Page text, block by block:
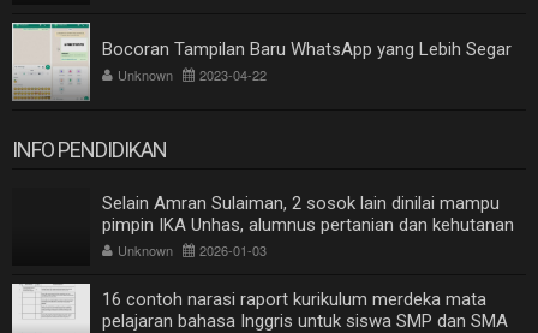
Bocoran Tampilan Baru WhatsApp yang Lebih Segar
Unknown 2023-04-22
INFO PENDIDIKAN
Selain Amran Sulaiman, 2 sosok lain dinilai mampu
pimpin IKA Unhas, alumnus pertanian dan kehutanan
Unknown 2026-01-03
16 contoh narasi raport kurikulum merdeka mata
pelajaran bahasa Inggris untuk siswa SMP dan SMA